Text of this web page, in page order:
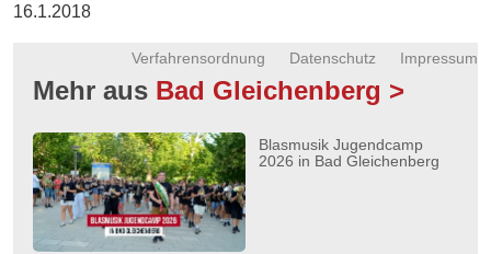
16.1.2018
Impressum
Datenschutz
Verfahrensordnung
Mehr aus Bad Gleichenberg >
Blasmusik Jugendcamp
2026 in Bad Gleichenberg